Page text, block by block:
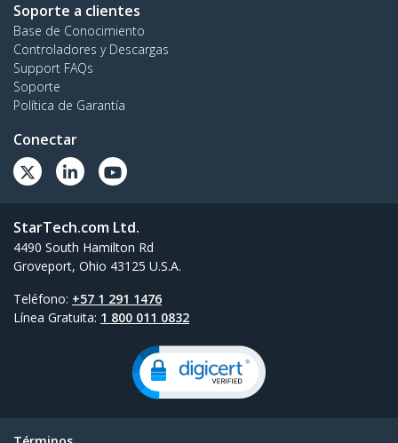
Soporte a clientes
Base de Conocimiento
Controladores y Descargas
Support FAQs
Soporte
Política de Garantía
Conectar
StarTech.com Ltd.
4490 South Hamilton Rd
Groveport, Ohio 43125 U.S.A.
Teléfono: +57 1 291 1476
Línea Gratuita: 1 800 011 0832